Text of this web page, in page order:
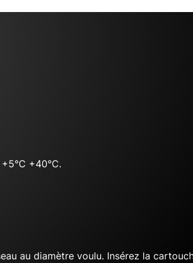
+40°C.
au diamètre voulu. Insérez la